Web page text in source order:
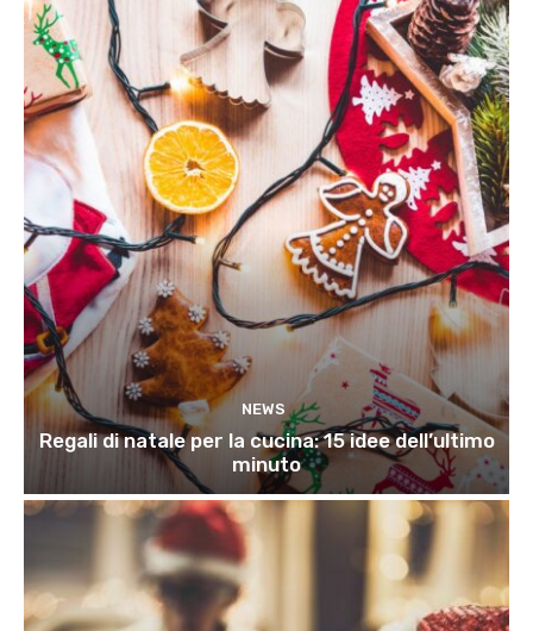
NEWS
Regali di natale per la cucina: 15 idee dell’ultimo
minuto